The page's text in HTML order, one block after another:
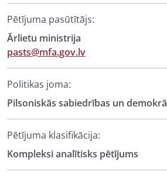
Pētījuma pasūtītājs:
Ārlietu ministrija
pasts@mfa.gov.lv
Politikas joma:
Pilsoniskās sabiedrības un
Pētījuma klasifikācija:
Kompleksi analītisks pētījums